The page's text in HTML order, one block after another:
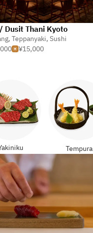
Dusit Thani Kyoto
, Teppanyaki, Sushi
¥15,000
Tempura